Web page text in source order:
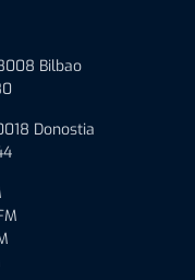
Bilbao
Donostia